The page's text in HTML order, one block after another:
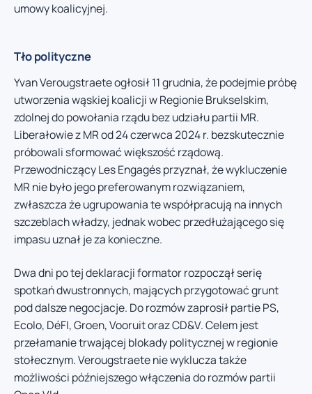
umowy koalicyjnej.
Tło polityczne
Yvan Verougstraete ogłosił 11 grudnia, że podejmie próbę
utworzenia wąskiej koalicji w Regionie Brukselskim,
zdolnej do powołania rządu bez udziału partii MR.
Liberałowie z MR od 24 czerwca 2024 r. bezskutecznie
próbowali sformować większość rządową.
Przewodniczący Les Engagés przyznał, że wykluczenie
MR nie było jego preferowanym rozwiązaniem,
zwłaszcza że ugrupowania te współpracują na innych
szczeblach władzy, jednak wobec przedłużającego się
impasu uznał je za konieczne.
Dwa dni po tej deklaracji formator rozpoczął serię
spotkań dwustronnych, mających przygotować grunt
pod dalsze negocjacje. Do rozmów zaprosił partie PS,
Ecolo, DéFI, Groen, Vooruit oraz CD&V. Celem jest
przełamanie trwającej blokady politycznej w regionie
stołecznym. Verougstraete nie wyklucza także
możliwości późniejszego włączenia do rozmów partii